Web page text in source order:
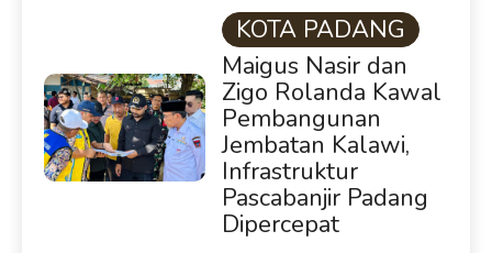
KOTA PADANG
Maigus Nasir dan
Zigo Rolanda Kawal
Pembangunan
Jembatan Kalawi,
Infrastruktur
Pascabanjir Padang
Dipercepat